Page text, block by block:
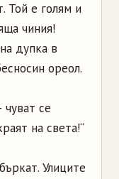
Той е голям и
чиния!
дупка в
ореол.
се
на света!“
Улиците